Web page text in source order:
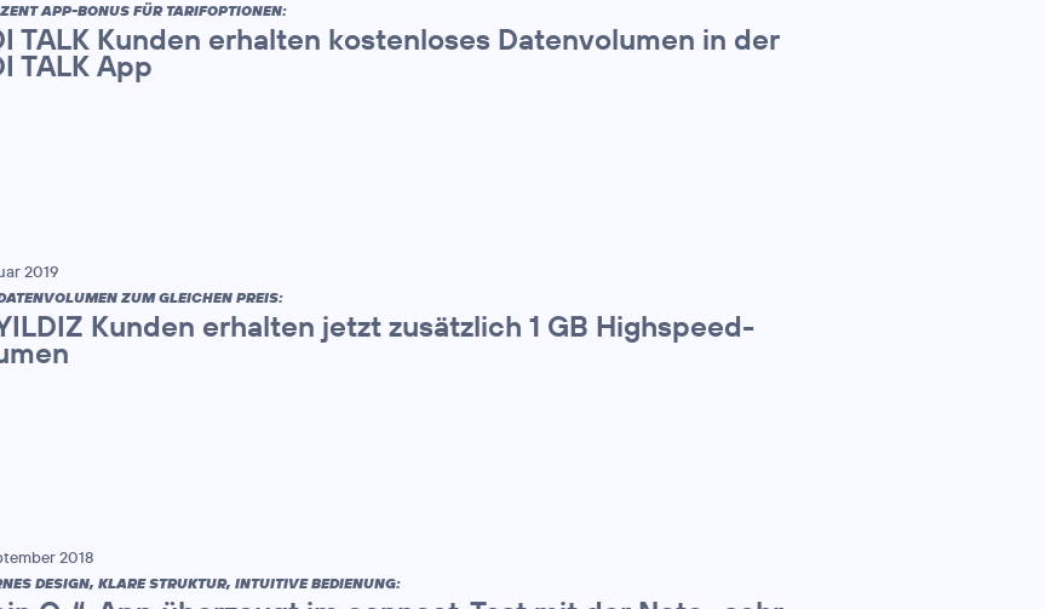
APP-BONUS FÜR TARIFOPTIONEN:
TALK Kunden erhalten kostenloses Datenvolumen in der
TALK App
2019
ZUM GLEICHEN PREIS:
Kunden erhalten jetzt zusätzlich 1 GB Highspeed-
2018
DESIGN, KLARE STRUKTUR, INTUITIVE BEDIENUNG: